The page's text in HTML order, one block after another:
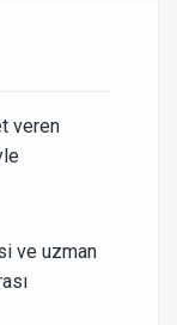
veren
ve uzman